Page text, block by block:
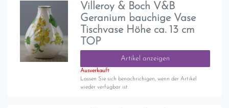
Villeroy & Boch V&B
Geranium bauchige Vase
Tischvase Höhe ca. 13 cm
TOP
Artikel anzeigen
Ausverkauft
Lassen Sie sich benachrichigen, wenn der Artikel
wieder verfügbar ist.